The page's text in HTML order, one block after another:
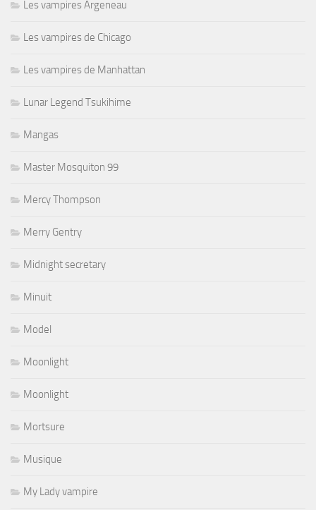
Les vampires Argeneau
Les vampires de Chicago
Les vampires de Manhattan
Lunar Legend Tsukihime
Mangas
Master Mosquiton 99
Mercy Thompson
Merry Gentry
Midnight secretary
Minuit
Model
Moonlight
Moonlight
Mortsure
Musique
My Lady vampire